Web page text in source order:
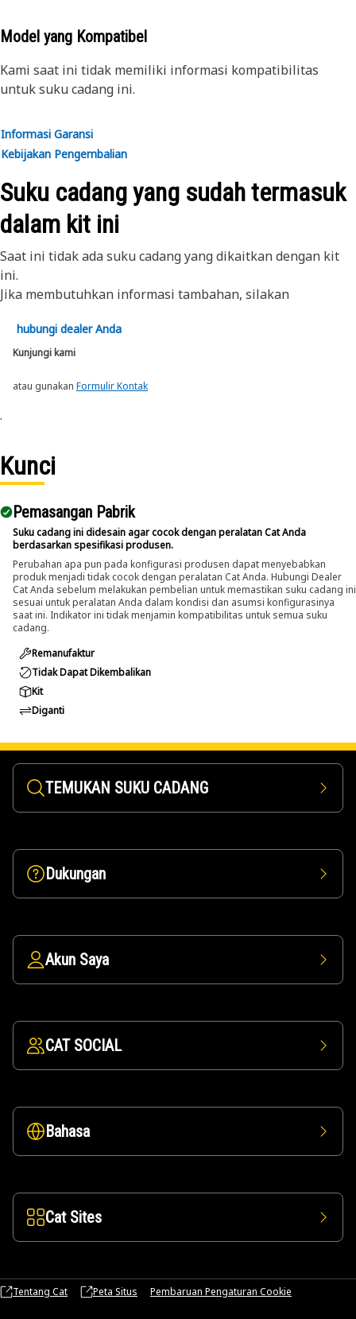
Model yang Kompatibel
Kami saat ini tidak memiliki informasi kompatibilitas
untuk suku cadang ini.
Informasi Garansi
Kebijakan Pengembalian
Suku cadang yang sudah termasuk
dalam kit ini
Saat ini tidak ada suku cadang yang dikaitkan dengan kit
ini.
Jika membutuhkan informasi tambahan, silakan
hubungi dealer Anda
Kunjungi kami
atau gunakan Formulir Kontak
.
Kunci
Pemasangan Pabrik
Suku cadang ini didesain agar cocok dengan peralatan Cat Anda
berdasarkan spesifikasi produsen.
Perubahan apa pun pada konfigurasi produsen dapat menyebabkan
produk menjadi tidak cocok dengan peralatan Cat Anda. Hubungi Dealer
Cat Anda sebelum melakukan pembelian untuk memastikan suku cadang ini
sesuai untuk peralatan Anda dalam kondisi dan asumsi konfigurasinya
saat ini. Indikator ini tidak menjamin kompatibilitas untuk semua suku
cadang.
Remanufaktur
Tidak Dapat Dikembalikan
Kit
Diganti
TEMUKAN SUKU CADANG
Dukungan
Akun Saya
CAT SOCIAL
Bahasa
Cat Sites
Tentang Cat Peta Situs Pembaruan Pengaturan Cookie